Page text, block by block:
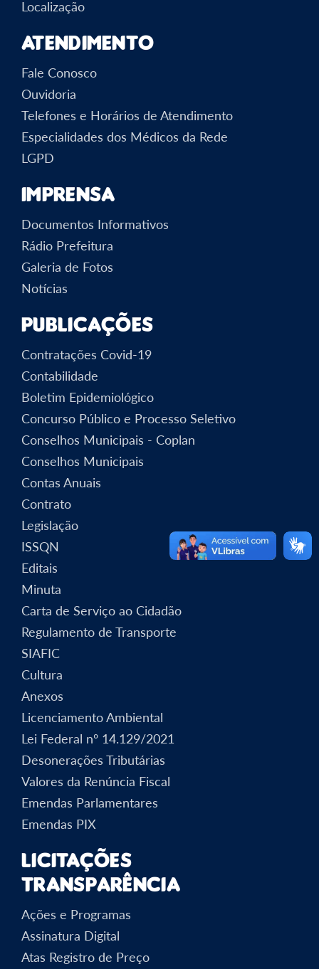
Localização
Atendimento
Fale Conosco
Ouvidoria
Telefones e Horários de Atendimento
Especialidades dos Médicos da Rede
LGPD
Imprensa
Documentos Informativos
Rádio Prefeitura
Galeria de Fotos
Notícias
Publicações
Contratações Covid-19
Contabilidade
Boletim Epidemiológico
Concurso Público e Processo Seletivo
Conselhos Municipais - Coplan
Conselhos Municipais
Contas Anuais
Contrato
Legislação
ISSQN
Editais
Minuta
Carta de Serviço ao Cidadão
Regulamento de Transporte
SIAFIC
Cultura
Anexos
Licenciamento Ambiental
Lei Federal nº 14.129/2021
Desonerações Tributárias
Valores da Renúncia Fiscal
Emendas Parlamentares
Emendas PIX
Licitações
Transparência
Ações e Programas
Assinatura Digital
Atas Registro de Preço